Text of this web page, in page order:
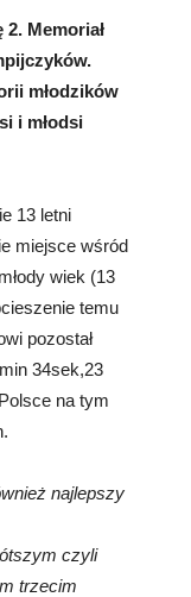
2. Memoriał
młodzików
i młodsi
13 letni
miejsce wśród
wiek (13
temu
pozostał
34sek,23
na tym
najlepszy
czyli
trzecim